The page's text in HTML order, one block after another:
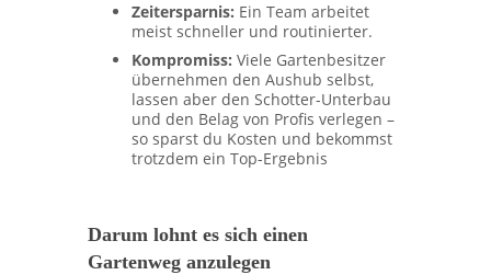
Zeitersparnis: Ein Team arbeitet
meist schneller und routinierter.
Kompromiss: Viele Gartenbesitzer
übernehmen den Aushub selbst,
lassen aber den Schotter-Unterbau
und den Belag von Profis verlegen –
so sparst du Kosten und bekommst
trotzdem ein Top-Ergebnis
Darum lohnt es sich einen
Gartenweg anzulegen